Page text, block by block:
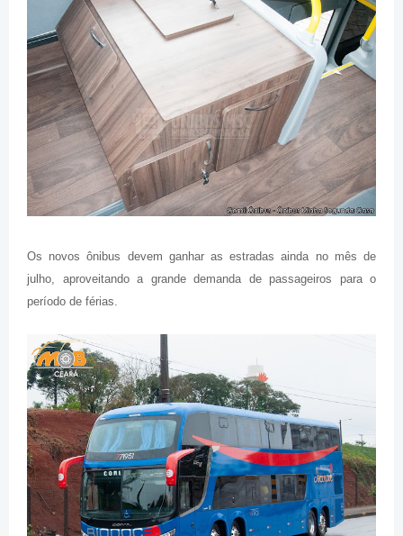
Os novos ônibus devem ganhar as estradas ainda no mês de
julho, aproveitando a grande demanda de passageiros para o
período de férias.